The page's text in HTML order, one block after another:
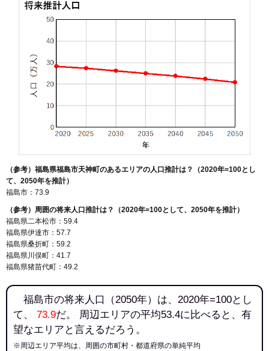
（参考）福島県福島市天神町のあるエリアの人口推計は？（2020年=100とし
て、2050年を推計）
福島市：73.9
（参考）周囲の将来人口推計は？（2020年=100として、2050年を推計）
福島県二本松市：59.4
福島県伊達市：57.7
福島県桑折町：59.2
福島県川俣町：41.7
福島県猪苗代町：49.2
福島市の将来人口（2050年）は、2020年=100とし
て、 73.9だ。 周辺エリアの平均53.4に比べると、有
望なエリアと言えるだろう。
※周辺エリア平均は、周囲の市町村・都道府県の単純平均